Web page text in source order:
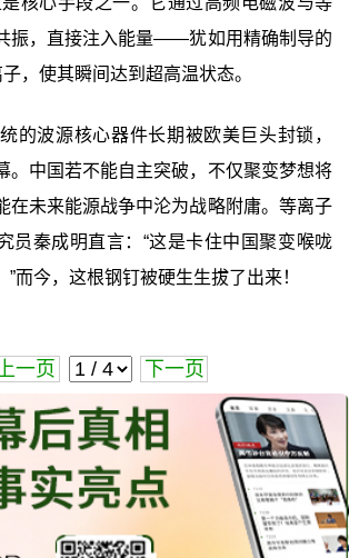
振，直接注入能量——犹如用精确制导的
，使其瞬间达到超高温状态。
的波源核心器件长期被欧美巨头封锁，
。中国若不能自主突破，不仅聚变梦想将
在未来能源战争中沦为战略附庸。等离子
员秦成明直言：“这是卡住中国聚变喉咙
”而今，这根钢钉被硬生生拔了出来！
一页 下一页